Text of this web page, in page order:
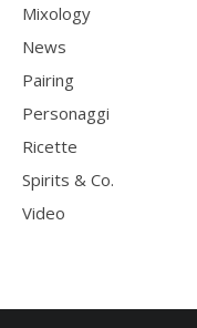
Mixology
News
Pairing
Personaggi
Ricette
Spirits & Co.
Video